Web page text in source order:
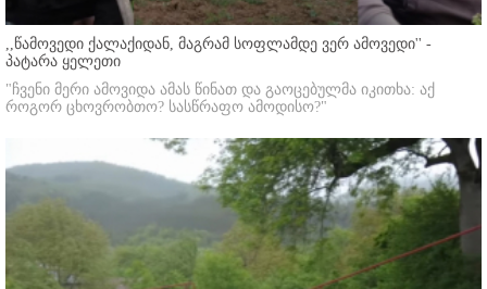
,,წამოვედი ქალაქიდან, მაგრამ სოფლამდე ვერ ამოვედი'' -
პატარა ყელეთი
"ჩვენი მერი ამოვიდა ამას წინათ და გაოცებულმა იკითხა: აქ
როგორ ცხოვრობთო? სასწრაფო ამოდისო?"